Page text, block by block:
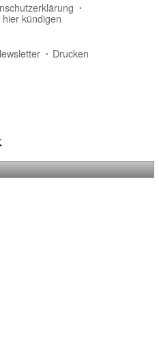
kündigen
Drucken